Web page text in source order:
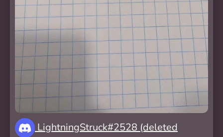
LightningStruck#2528 (deleted